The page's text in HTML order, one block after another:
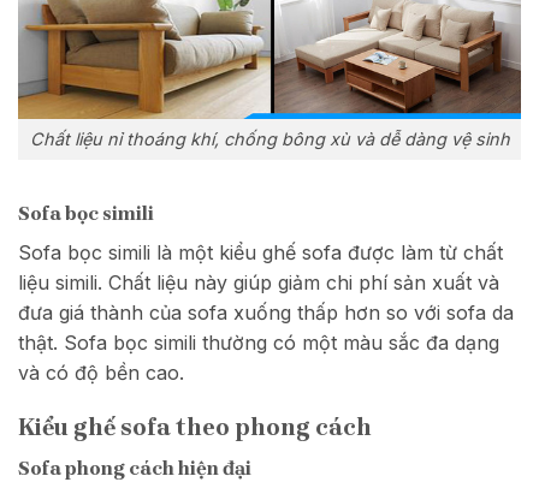
Chất liệu nỉ thoáng khí, chống bông xù và dễ dàng vệ sinh
Sofa bọc simili
Sofa bọc simili là một kiểu ghế sofa được làm từ chất
liệu simili. Chất liệu này giúp giảm chi phí sản xuất và
đưa giá thành của sofa xuống thấp hơn so với sofa da
thật. Sofa bọc simili thường có một màu sắc đa dạng
và có độ bền cao.
Kiểu ghế sofa theo phong cách
Sofa phong cách hiện đại